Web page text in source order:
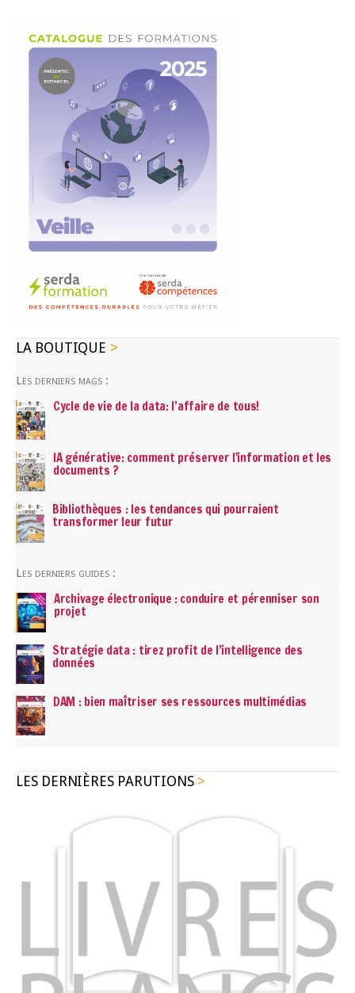
LA BOUTIQUE
Les derniers mags :
Cycle de vie de la data: l’affaire de tous!
IA générative: comment préserver l'information et les
documents ?
Bibliothèques : les tendances qui pourraient
transformer leur futur
Les derniers guides :
Archivage électronique : conduire et pérenniser son
projet
Stratégie data : tirez profit de l’intelligence des
données
DAM : bien maîtriser ses ressources multimédias
LES DERNIÈRES PARUTIONS